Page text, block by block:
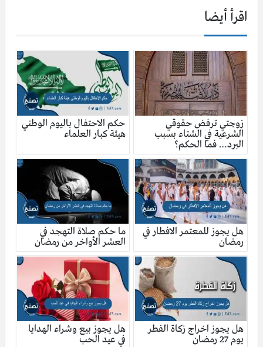
اقرأ أيضا
زوجتي ترفض حقوقي
الشرعية في الشتاء بسبب
البرد… فما الحكم؟
حكم الاحتفال باليوم الوطني
هيئة كبار العلماء
هل يجوز للمعتمر الافطار في
رمضان
ما حكم صلاة التهجد في
العشر الأواخر من رمضان
هل يجوز اخراج زكاة الفطر
يوم 27 رمضان
هل يجوز بيع وشراء الهدايا
في عيد الحب